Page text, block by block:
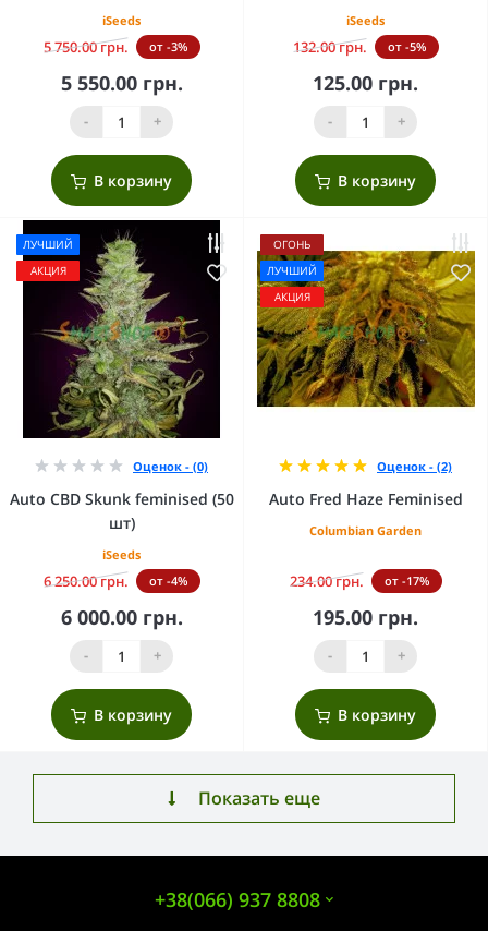
iSeeds
5 750.00 грн. от -3%
5 550.00 грн.
- +
В корзину
iSeeds
132.00 грн. от -5%
125.00 грн.
- +
В корзину
ЛУЧШИЙ
АКЦИЯ
Оценок - (0)
Auto CBD Skunk feminised (50
шт)
iSeeds
6 250.00 грн. от -4%
6 000.00 грн.
- +
В корзину
ОГОНЬ
ЛУЧШИЙ
АКЦИЯ
Оценок - (2)
Auto Fred Haze Feminised
Columbian Garden
234.00 грн. от -17%
195.00 грн.
- +
В корзину
Показать еще
+38(066) 937 8808